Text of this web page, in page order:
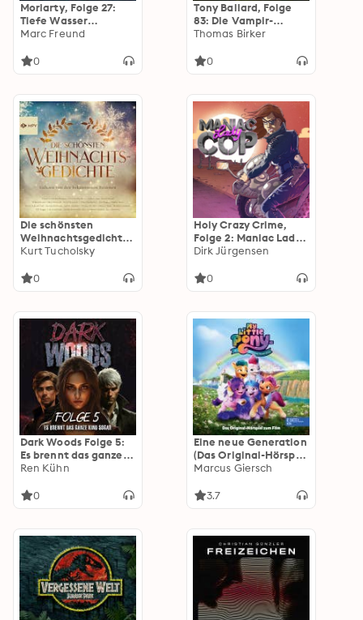
Moriarty, Folge 27:
Tiefe Wasser
(Ungekürzt)
Marc Freund
0
Tony Ballard, Folge
83: Die Vampir-
Maschine (Ungekürzt)
Thomas Birker
0
Die schönsten
Weihnachtsgedichte
- Gelesen von den
Stimmen
Kurt Tucholsky
0
Holy Crazy Crime,
Folge 2: Maniac Lady
Cop (Ungekürzt)
Dirk Jürgensen
0
Dark Woods Folge 5:
Es brennt das ganze
Kind sogar
Ren Kühn
0
Eine neue Generation
(Das Original-Hörspiel
zum Film)
Marcus Giersch
3.7